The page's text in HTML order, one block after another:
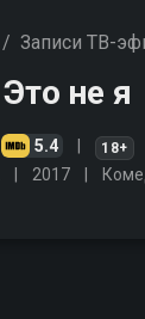
/ Записи ТВ-
Это не я
5.4 18+
2017